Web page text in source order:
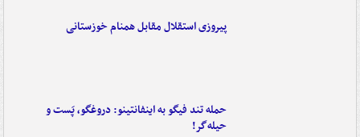
پیروزی استقلال مقابل همنام خوزستانی
حمله تند فیگو به اینفانتینو: دروغگو، پَست‌ و
حیله‌گر!